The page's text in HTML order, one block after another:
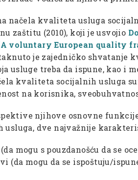
načela kvaliteta usluga
zaštitu (2010), koji je usvojio
voluntary European quality
je zajedničko
usluge treba da ispune, kao i
kvaliteta socijalnih usluga
na korisnika,
njihove osnovne
dve najvažnije
mogu s pouzdanošću da se
(da mogu da se ispoštuju/